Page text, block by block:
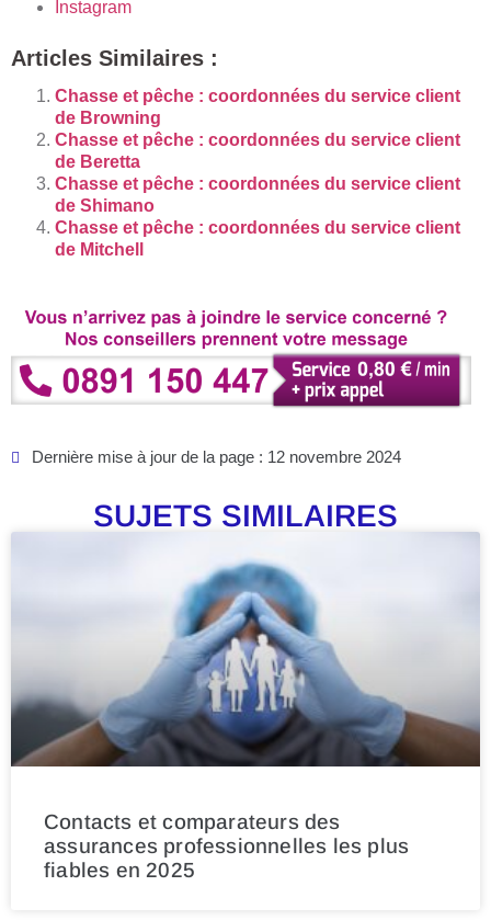
Instagram
Articles Similaires :
Chasse et pêche : coordonnées du service client
de Browning
Chasse et pêche : coordonnées du service client
de Beretta
Chasse et pêche : coordonnées du service client
de Shimano
Chasse et pêche : coordonnées du service client
de Mitchell
Dernière mise à jour de la page : 12 novembre 2024
SUJETS SIMILAIRES
Contacts et comparateurs des
assurances professionnelles les plus
fiables en 2025